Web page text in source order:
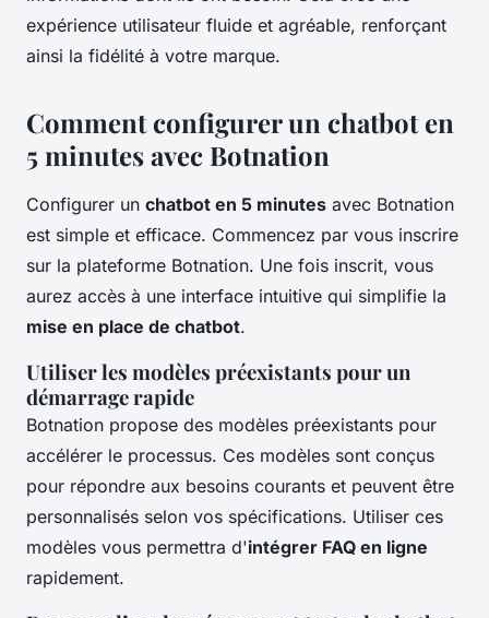
expérience utilisateur fluide et agréable, renforçant
ainsi la fidélité à votre marque.
Comment configurer un chatbot en
5 minutes avec Botnation
Configurer un chatbot en 5 minutes avec Botnation
est simple et efficace. Commencez par vous inscrire
sur la plateforme Botnation. Une fois inscrit, vous
aurez accès à une interface intuitive qui simplifie la
mise en place de chatbot.
Utiliser les modèles préexistants pour un
démarrage rapide
Botnation propose des modèles préexistants pour
accélérer le processus. Ces modèles sont conçus
pour répondre aux besoins courants et peuvent être
personnalisés selon vos spécifications. Utiliser ces
modèles vous permettra d'intégrer FAQ en ligne
rapidement.